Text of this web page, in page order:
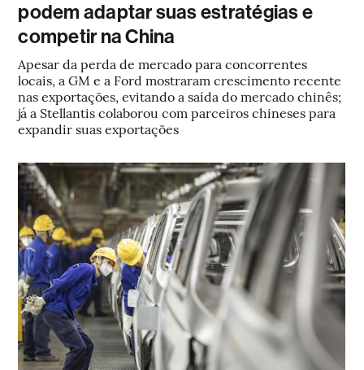
podem adaptar suas estratégias e
competir na China
Apesar da perda de mercado para concorrentes
locais, a GM e a Ford mostraram crescimento recente
nas exportações, evitando a saída do mercado chinês;
já a Stellantis colaborou com parceiros chineses para
expandir suas exportações